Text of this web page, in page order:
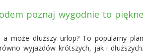
poznaj wygodnie to piękne
a może dłuższy urlop? To popularny plan
wyjazdów krótszych, jak i dłuższych.